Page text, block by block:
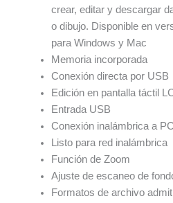
crear, editar y descargar
o dibujo. Disponible en
para Windows y Mac
Memoria incorporada
Conexión directa por USB
Edición en pantalla táctil
Entrada USB
Conexión inalámbrica a
Listo para red inalámbrica
Función de Zoom
Ajuste de escaneo de
Formatos de archivo